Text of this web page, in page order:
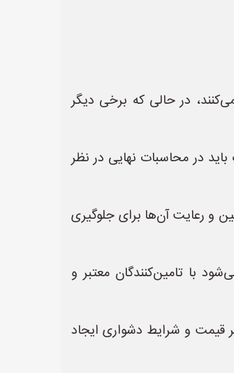
در حالی که برخی دیگر
در محاسبات نهایی در نظر
و رعایت آن‌ها برای جلوگیری
با تامین‌کنندگان معتبر و
قیمت و شرایط دشواری ایجاد